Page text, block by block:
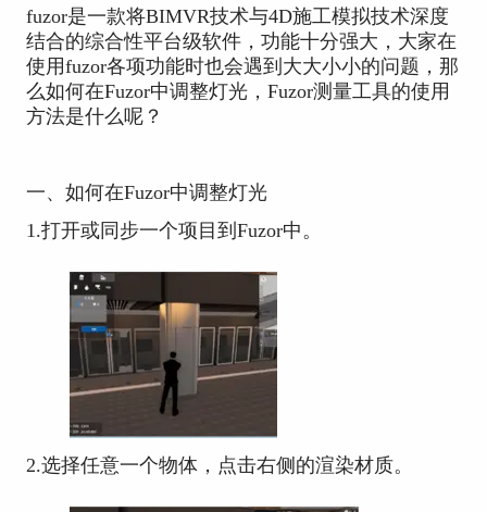
fuzor是一款将BIMVR技术与4D施工模拟技术深度
结合的综合性平台级软件，功能十分强大，大家在
使用fuzor各项功能时也会遇到大大小小的问题，那
么如何在Fuzor中调整灯光，Fuzor测量工具的使用
方法是什么呢？
一、如何在Fuzor中调整灯光
1.打开或同步一个项目到Fuzor中。
2.选择任意一个物体，点击右侧的渲染材质。